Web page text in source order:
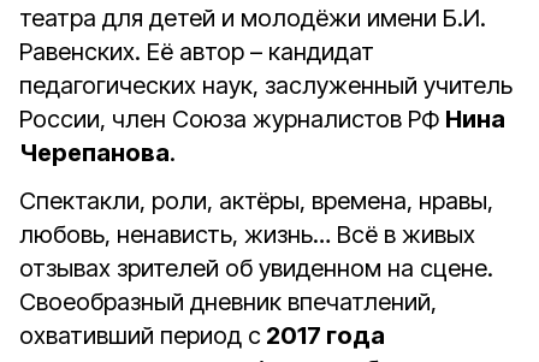
театра для детей и молодёжи имени Б.И.
Равенских. Её автор – кандидат
педагогических наук, заслуженный учитель
России, член Союза журналистов РФ Нина
Черепанова.
Спектакли, роли, актёры, времена, нравы,
любовь, ненависть, жизнь… Всё в живых
отзывах зрителей об увиденном на сцене.
Своеобразный дневник впечатлений,
охвативший период с 2017 года